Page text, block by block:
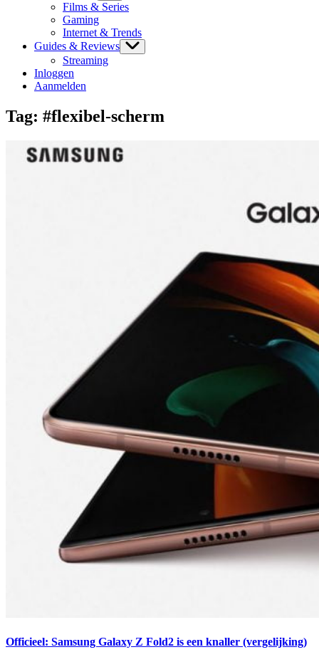
Films & Series
Gaming
Internet & Trends
Guides & Reviews
Streaming
Inloggen
Aanmelden
Tag: #flexibel-scherm
Officieel: Samsung Galaxy Z Fold2 is een knaller (vergelijking)